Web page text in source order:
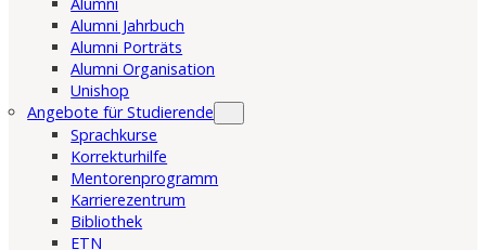
Alumni Jahrbuch
Alumni Porträts
Alumni Organisation
Unishop
Angebote für Studierende
Sprachkurse
Korrekturhilfe
Mentorenprogramm
Karrierezentrum
Bibliothek
ETN